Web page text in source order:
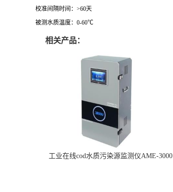
校准间隔时间： >60天
被测水质温度： 0-60℃
相关产品：
工业在线cod水质污染源监测仪AME-3000